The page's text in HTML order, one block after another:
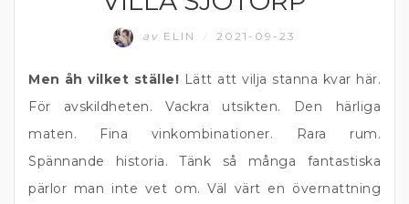
av ELIN 2021-09-23
Men åh vilket ställe! Lätt att vilja stanna kvar här.
För avskildheten. Vackra utsikten. Den härliga
maten. Fina vinkombinationer. Rara rum.
Spännande historia. Tänk så många fantastiska
pärlor man inte vet om. Väl värt en övernattning